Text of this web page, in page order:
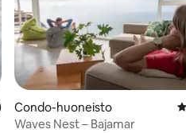
arvio 4,94/5, 126 arvostelua
Condo-huoneisto
Waves Nest – Bajamar